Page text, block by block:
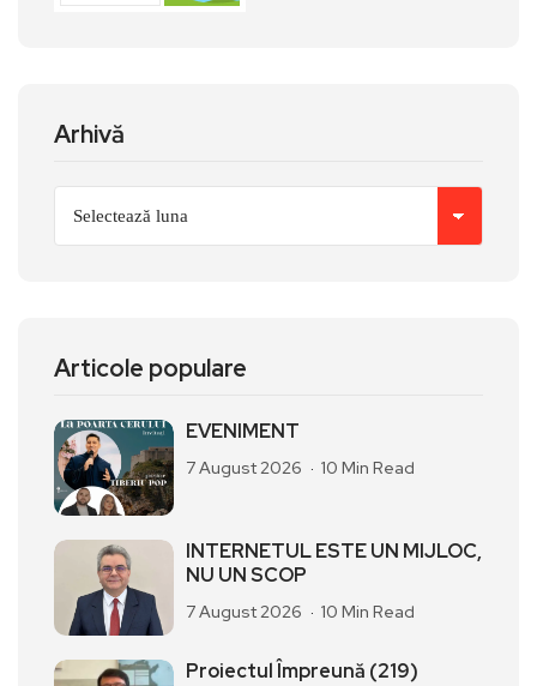
Arhivă
Articole populare
EVENIMENT
7 August 2026 10 Min Read
INTERNETUL ESTE UN MIJLOC,
NU UN SCOP
7 August 2026 10 Min Read
Proiectul Împreună (219)